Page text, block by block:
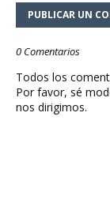
PUBLICAR UN
0 Comentarios
Todos los
Por favor, sé
nos dirigimos.